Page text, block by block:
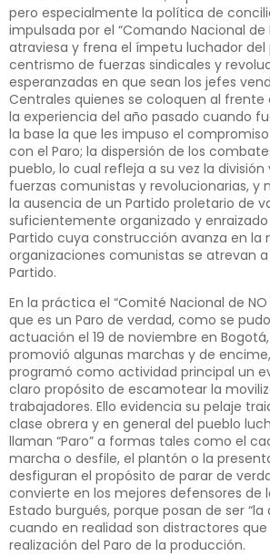
pero especialmente la política de
impulsada por el “Comando Nacional de
atraviesa y frena el ímpetu luchador del
centrismo de fuerzas sindicales y
esperanzadas en que sean los jefes
Centrales quienes se coloquen al frente
la experiencia del año pasado cuando
la base la que les impuso el
con el Paro; la dispersión de los
pueblo, lo cual refleja a su vez la división
fuerzas comunistas y revolucionarias, y
la ausencia de un Partido proletario de
suficientemente organizado y
Partido cuya construcción avanza en la
organizaciones comunistas se atrevan
Partido.
En la práctica el “Comité Nacional de NO
que es un Paro de verdad, como se
actuación el 19 de noviembre en
promovió algunas marchas y de encime,
programó como actividad principal un
claro propósito de escamotear la
trabajadores. Ello evidencia su pelaje
clase obrera y en general del pueblo
llaman “Paro” a formas tales como el
marcha o desfile, el plantón o la
desfiguran el propósito de parar de
convierte en los mejores defensores de
Estado burgués, porque posan de ser “la
cuando en realidad son distractores
realización del Paro de la producción.